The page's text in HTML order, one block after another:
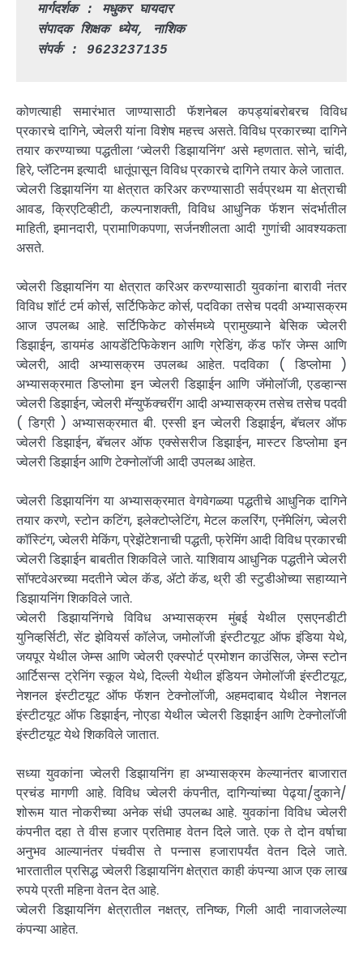
मार्गदर्शक : मधुकर घायदार
संपादक शिक्षक ध्येय, नाशिक
संपर्क : 9623237135
कोणत्याही समारंभात जाण्यासाठी फॅशनेबल कपड्यांबरोबरच विविध
प्रकारचे दागिने, ज्वेलरी यांना विशेष महत्त्व असते. विविध प्रकारच्या दागिने
तयार करण्याच्या पद्धतीला ‘ज्वेलरी डिझायनिंग’ असे म्हणतात. सोने, चांदी,
हिरे, प्लॅटिनम इत्यादी धातूंपासून विविध प्रकारचे दागिने तयार केले जातात.
ज्वेलरी डिझायनिंग या क्षेत्रात करिअर करण्यासाठी सर्वप्रथम या क्षेत्राची
आवड, क्रिएटिव्हीटी, कल्पनाशक्ती, विविध आधुनिक फॅशन संदर्भातील
माहिती, इमानदारी, प्रामाणिकपणा, सर्जनशीलता आदी गुणांची आवश्यकता
असते.
ज्वेलरी डिझायनिंग या क्षेत्रात करिअर करण्यासाठी युवकांना बारावी नंतर
विविध शॉर्ट टर्म कोर्स, सर्टिफिकेट कोर्स, पदविका तसेच पदवी अभ्यासक्रम
आज उपलब्ध आहे. सर्टिफिकेट कोर्समध्ये प्रामुख्याने बेसिक ज्वेलरी
डिझाईन, डायमंड आयडेंटिफिकेशन आणि ग्रेडिंग, कॅड फॉर जेम्स आणि
ज्वेलरी, आदी अभ्यासक्रम उपलब्ध आहेत. पदविका ( डिप्लोमा )
अभ्यासक्रमात डिप्लोमा इन ज्वेलरी डिझाईन आणि जॅमोलॉजी, एडव्हान्स
ज्वेलरी डिझाईन, ज्वेलरी मॅन्युफॅक्चरींग आदी अभ्यासक्रम तसेच तसेच पदवी
( डिग्री ) अभ्यासक्रमात बी. एस्सी इन ज्वेलरी डिझाईन, बॅचलर ऑफ
ज्वेलरी डिझाईन, बॅचलर ऑफ एक्सेसरीज डिझाईन, मास्टर डिप्लोमा इन
ज्वेलरी डिझाईन आणि टेक्नोलॉजी आदी उपलब्ध आहेत.
ज्वेलरी डिझायनिंग या अभ्यासक्रमात वेगवेगळ्या पद्धतीचे आधुनिक दागिने
तयार करणे, स्टोन कटिंग, इलेक्टोप्लेटिंग, मेटल कलरिंग, एनॅमेलिंग, ज्वेलरी
कॉस्टिंग, ज्वेलरी मेकिंग, प्रेझेंटेशनाची पद्धती, फ्रेमिंग आदी विविध प्रकारची
ज्वेलरी डिझाईन बाबतीत शिकविले जाते. याशिवाय आधुनिक पद्धतीने ज्वेलरी
सॉफ्टवेअरच्या मदतीने ज्वेल कॅड, ॲटो कॅड, थ्री डी स्टुडीओच्या सहाय्याने
डिझायनिंग शिकविले जाते.
ज्वेलरी डिझायनिंगचे विविध अभ्यासक्रम मुंबई येथील एसएनडीटी
युनिव्हर्सिटी, सेंट झेवियर्स कॉलेज, जमोलॉजी इंस्टीटयूट ऑफ इंडिया येथे,
जयपूर येथील जेम्स आणि ज्वेलरी एक्स्पोर्ट प्रमोशन काउंसिल, जेम्स स्टोन
आर्टिसन्स ट्रेनिंग स्कूल येथे, दिल्ली येथील इंडियन जेमोलॉजी इंस्टीटयूट,
नेशनल इंस्टीटयूट ऑफ फॅशन टेक्नोलॉजी, अहमदाबाद येथील नेशनल
इंस्टीटयूट ऑफ डिझाईन, नोएडा येथील ज्वेलरी डिझाईन आणि टेक्नोलॉजी
इंस्टीटयूट येथे शिकविले जातात.
सध्या युवकांना ज्वेलरी डिझायनिंग हा अभ्यासक्रम केल्यानंतर बाजारात
प्रचंड मागणी आहे. विविध ज्वेलरी कंपनीत, दागिन्यांच्या पेढ्या/दुकाने/
शोरूम यात नोकरीच्या अनेक संधी उपलब्ध आहे. युवकांना विविध ज्वेलरी
कंपनीत दहा ते वीस हजार प्रतिमाह वेतन दिले जाते. एक ते दोन वर्षाचा
अनुभव आल्यानंतर पंचवीस ते पन्नास हजारापर्यंत वेतन दिले जाते.
भारतातील प्रसिद्ध ज्वेलरी डिझायनिंग क्षेत्रात काही कंपन्या आज एक लाख
रुपये प्रती महिना वेतन देत आहे.
ज्वेलरी डिझायनिंग क्षेत्रातील नक्षत्र, तनिष्क, गिली आदी नावाजलेल्या
कंपन्या आहेत.